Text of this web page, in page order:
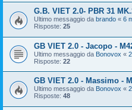
G.B. VIET 2.0- PBR 31
Ultimo messaggio da brando « 6
Risposte: 25
GB VIET 2.0 - Jacopo -
Ultimo messaggio da Bonovox «
Risposte: 22
GB VIET 2.0 - Massimo -
Ultimo messaggio da Bonovox «
Risposte: 48